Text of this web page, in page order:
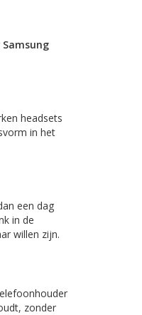
Samsung
headsets
in het
een dag
in de
willen zijn.
zonder